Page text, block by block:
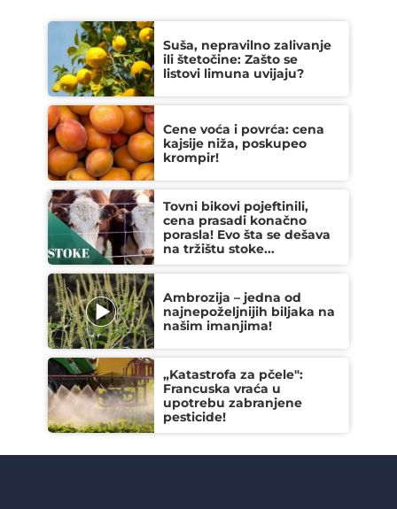
Suša, nepravilno zalivanje
ili štetočine: Zašto se
listovi limuna uvijaju?
Cene voća i povrća: cena
kajsije niža, poskupeo
krompir!
Tovni bikovi pojeftinili,
cena prasadi konačno
porasla! Evo šta se dešava
na tržištu stoke...
Ambrozija – jedna od
najnepoželjnijih biljaka na
našim imanjima!
„Katastrofa za pčele":
Francuska vraća u
upotrebu zabranjene
pesticide!